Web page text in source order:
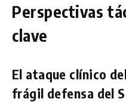
Perspectivas
clave
El ataque clínico
frágil defensa del